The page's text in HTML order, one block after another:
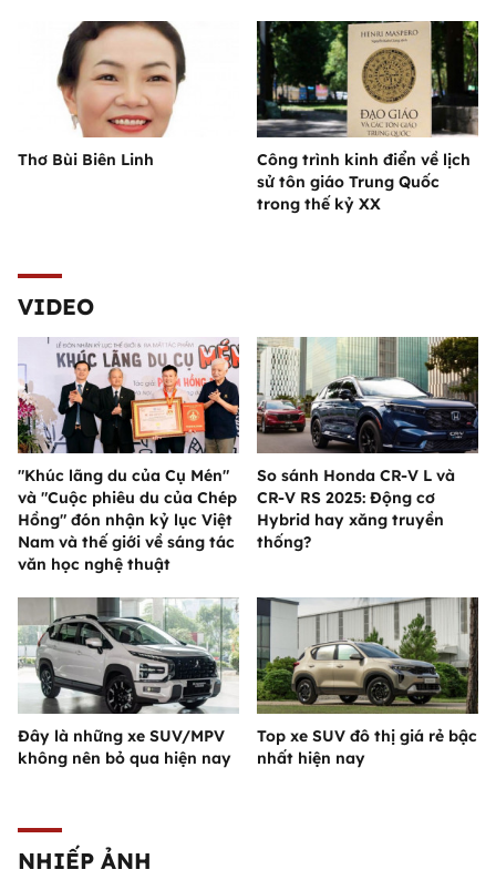
Thơ Bùi Biên Linh
Công trình kinh điển về lịch
sử tôn giáo Trung Quốc
trong thế kỷ XX
VIDEO
"Khúc lãng du của Cụ Mén"
và "Cuộc phiêu du của Chép
Hồng" đón nhận kỷ lục Việt
Nam và thế giới về sáng tác
văn học nghệ thuật
So sánh Honda CR-V L và
CR-V RS 2025: Động cơ
Hybrid hay xăng truyền
thống?
Đây là những xe SUV/MPV
không nên bỏ qua hiện nay
Top xe SUV đô thị giá rẻ bậc
nhất hiện nay
NHIẾP ẢNH